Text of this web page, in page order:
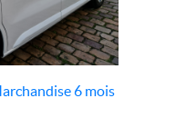
6 mois